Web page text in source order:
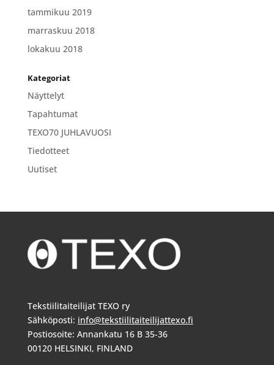
tammikuu 2019
marraskuu 2018
lokakuu 2018
Kategoriat
Näyttelyt
Tapahtumat
TEXO70 JUHLAVUOSI
Tiedotteet
Uutiset
Tekstiilitaiteilijat TEXO ry
Sähköposti: info@tekstiilitaiteilijattexo.fi
Postiosoite: Annankatu 16 B 35-36
00120 HELSINKI, FINLAND